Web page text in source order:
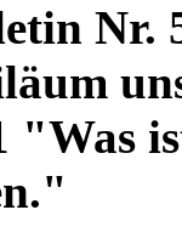
Nr.
"Was